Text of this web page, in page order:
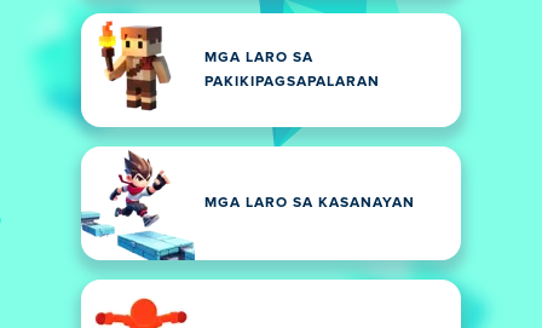
MGA LARO SA
PAKIKIPAGSAPALARAN
MGA LARO SA KASANAYAN